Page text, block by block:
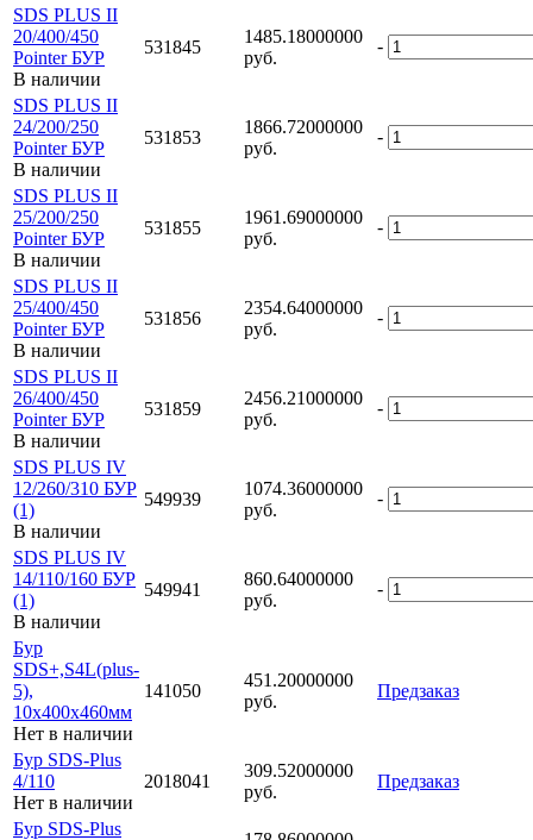
SDS PLUS II
20/400/450
Pointer БУР
В наличии
531845
1485.18000000
руб.
-
SDS PLUS II
24/200/250
Pointer БУР
В наличии
531853
1866.72000000
руб.
-
SDS PLUS II
25/200/250
Pointer БУР
В наличии
531855
1961.69000000
руб.
-
SDS PLUS II
25/400/450
Pointer БУР
В наличии
531856
2354.64000000
руб.
-
SDS PLUS II
26/400/450
Pointer БУР
В наличии
531859
2456.21000000
руб.
-
SDS PLUS IV
12/260/310 БУР
(1)
В наличии
549939
1074.36000000
руб.
-
SDS PLUS IV
14/110/160 БУР
(1)
В наличии
549941
860.64000000
руб.
-
Бур
SDS+,S4L(plus-
5),
10х400x460мм
Нет в наличии
141050
451.20000000
руб.
Предзаказ
Бур SDS-Plus
4/110
Нет в наличии
2018041
309.52000000
руб.
Предзаказ
Бур SDS-Plus